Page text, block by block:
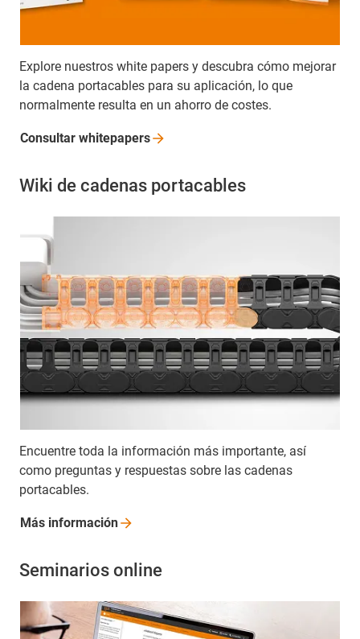
Explore nuestros white papers y descubra cómo mejorar
la cadena portacables para su aplicación, lo que
normalmente resulta en un ahorro de costes.
Consultar whitepapers
Wiki de cadenas portacables
Encuentre toda la información más importante, así
como preguntas y respuestas sobre las cadenas
portacables.
Más información
Seminarios online